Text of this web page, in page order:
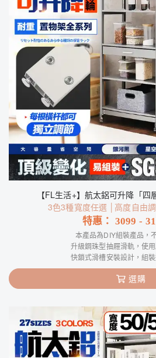
【FL生活+】航太鋁可升降「四
3色3種寬度任選 │高度自由
特惠： 3099 -
本產品為DIY組裝產品，
升級鋼珠型抽屜滑軌，使
快鎖式滑槽安裝設計，組
選購